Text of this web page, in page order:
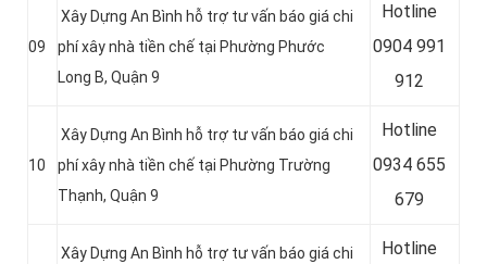
09
Xây Dựng An Bình hỗ trợ tư vấn báo giá chi
phí xây nhà tiền chế tại Phường Phước
Long B, Quận 9
Hotline
0904 991
912
10
Xây Dựng An Bình hỗ trợ tư vấn báo giá chi
phí xây nhà tiền chế tại Phường Trường
Thạnh, Quận 9
Hotline
0934 655
679
Xây Dựng An Bình hỗ trợ tư vấn báo giá chi
Hotline